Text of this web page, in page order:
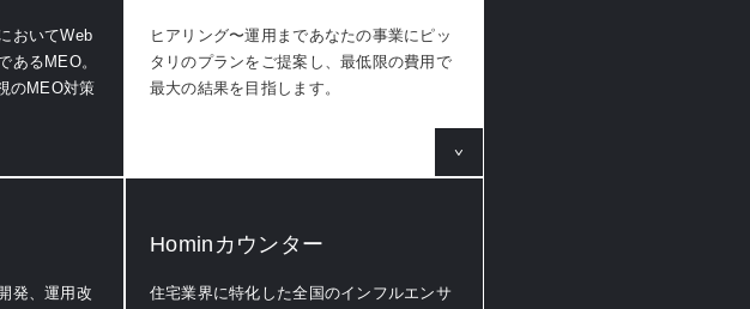
おいてWeb
あるMEO。
のMEO対策
ヒアリング〜運用まであなたの事業にピッ
タリのプランをご提案し、最低限の費用で
最大の結果を目指します。
発、運用改
Hominカウンター
住宅業界に特化した全国のインフルエンサ